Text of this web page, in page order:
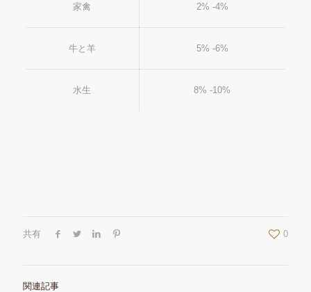
家禽 2% -4%
牛と羊 5% -6%
水生 8% -10%
共有 0
関連記事